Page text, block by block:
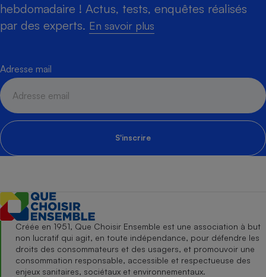
hebdomadaire ! Actus, tests, enquêtes réalisés
par des experts. En savoir plus
Adresse mail
S'inscrire
Créée en 1951, Que Choisir Ensemble est une association à but
non lucratif qui agit, en toute indépendance, pour défendre les
droits des consommateurs et des usagers, et promouvoir une
consommation responsable, accessible et respectueuse des
enjeux sanitaires, sociétaux et environnementaux.